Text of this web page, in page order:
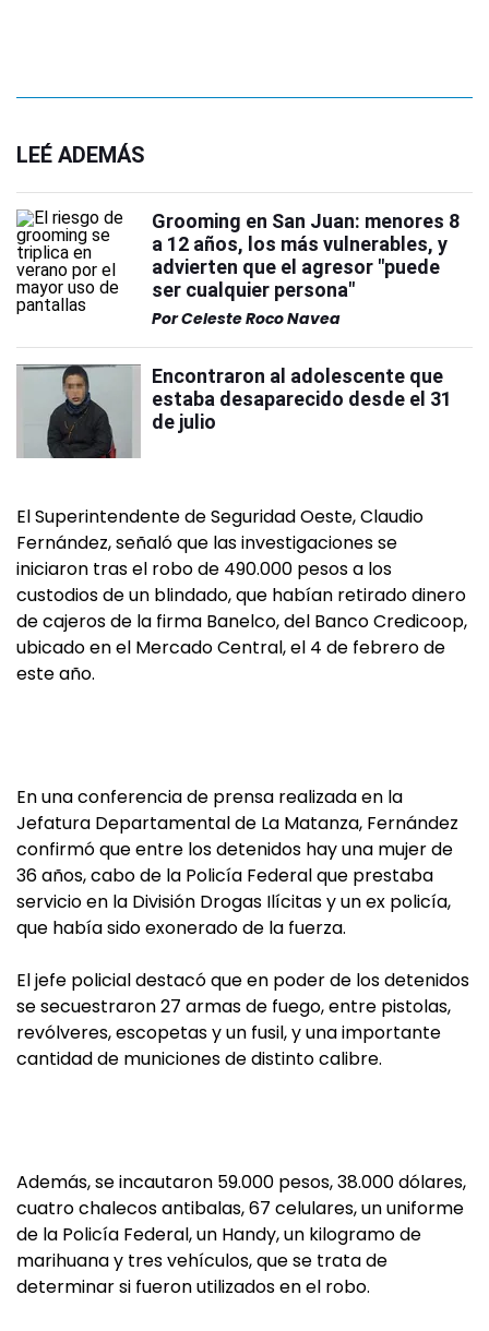
LEÉ ADEMÁS
Grooming en San Juan: menores 8
a 12 años, los más vulnerables, y
advierten que el agresor "puede
ser cualquier persona"
PorCeleste Roco Navea
Encontraron al adolescente que
estaba desaparecido desde el 31
de julio
El Superintendente de Seguridad Oeste, Claudio
Fernández, señaló que las investigaciones se
iniciaron tras el robo de 490.000 pesos a los
custodios de un blindado, que habían retirado dinero
de cajeros de la firma Banelco, del Banco Credicoop,
ubicado en el Mercado Central, el 4 de febrero de
este año.
En una conferencia de prensa realizada en la
Jefatura Departamental de La Matanza, Fernández
confirmó que entre los detenidos hay una mujer de
36 años, cabo de la Policía Federal que prestaba
servicio en la División Drogas Ilícitas y un ex policía,
que había sido exonerado de la fuerza.
El jefe policial destacó que en poder de los detenidos
se secuestraron 27 armas de fuego, entre pistolas,
revólveres, escopetas y un fusil, y una importante
cantidad de municiones de distinto calibre.
Además, se incautaron 59.000 pesos, 38.000 dólares,
cuatro chalecos antibalas, 67 celulares, un uniforme
de la Policía Federal, un Handy, un kilogramo de
marihuana y tres vehículos, que se trata de
determinar si fueron utilizados en el robo.